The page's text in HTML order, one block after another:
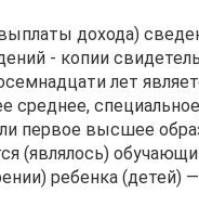
дохода)
- копии
лет
среднее,
первое высшее
(являлось)
ребенка (детей)